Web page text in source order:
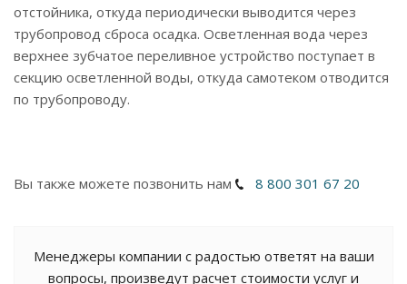
отстойника, откуда периодически выводится через
трубопровод сброса осадка. Осветленная вода через
верхнее зубчатое переливное устройство поступает в
секцию осветленной воды, откуда самотеком отводится
по трубопроводу.
Вы также можете позвонить нам 8 800 301 67 20
Менеджеры компании с радостью ответят на ваши
вопросы, произведут расчет стоимости услуг и